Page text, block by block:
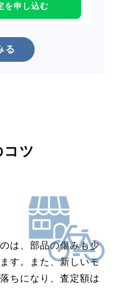
を申し込む
る
コツ
は、部品の傷みも少
す。また、新しいモ
ちになり、査定額は